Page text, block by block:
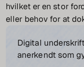
hvilket er en stor
eller behov for at
Digital
anerkendt som